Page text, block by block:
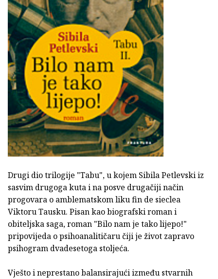
Drugi dio trilogije "Tabu", u kojem Sibila Petlevski iz
sasvim drugoga kuta i na posve drugačiji način
progovara o amblematskom liku fin de sieclea
Viktoru Tausku. Pisan kao biografski roman i
obiteljska saga, roman "Bilo nam je tako lijepo!"
pripovijeda o psihoanalitičaru čiji je život zapravo
psihogram dvadesetoga stoljeća.
Vješto i neprestano balansirajući između stvarnih